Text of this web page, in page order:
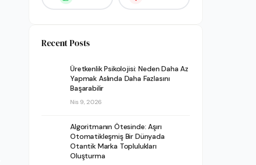
Recent Posts
Üretkenlik Psikolojisi: Neden Daha Az
Yapmak Aslında Daha Fazlasını
Başarabilir
Nis 9, 2026
Algoritmanın Ötesinde: Aşırı
Otomatikleşmiş Bir Dünyada
Otantik Marka Toplulukları
Oluşturma